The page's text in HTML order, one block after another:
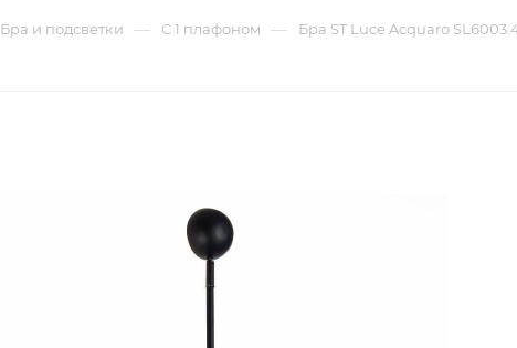
Бра и подсветки — С 1 плафоном — Бра ST Luce Acquaro